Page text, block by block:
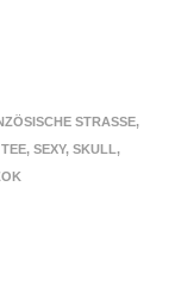
STRASSE ,
, SEXY, SKULL ,